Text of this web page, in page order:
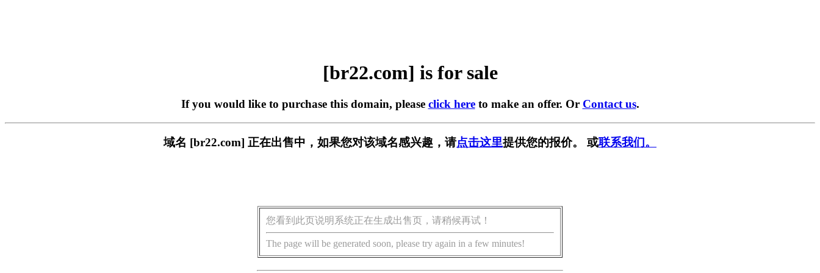
[br22.com] is for sale
If you would like to purchase this domain, please click hereto make an offer. Or Contact us.
域名 [br22.com] 正在出售中，如果您对该域名感兴趣，请点击这里提供您的报价。 或联系我们。
您看到此页说明系统正在生成出售页，请稍候再试！
The page will be generated soon, please try again in a few minutes!